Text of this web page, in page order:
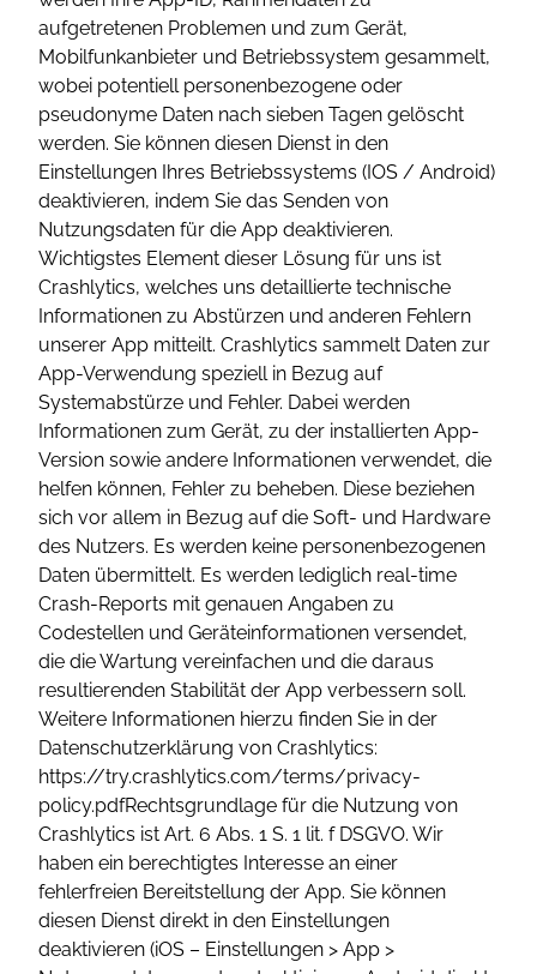
aufgetretenen Problemen und zum Gerät,
Mobilfunkanbieter und Betriebssystem gesammelt,
wobei potentiell personenbezogene oder
pseudonyme Daten nach sieben Tagen gelöscht
werden. Sie können diesen Dienst in den
Einstellungen Ihres Betriebssystems (IOS / Android)
deaktivieren, indem Sie das Senden von
Nutzungsdaten für die App deaktivieren.
Wichtigstes Element dieser Lösung für uns ist
Crashlytics, welches uns detaillierte technische
Informationen zu Abstürzen und anderen Fehlern
unserer App mitteilt. Crashlytics sammelt Daten zur
App-Verwendung speziell in Bezug auf
Systemabstürze und Fehler. Dabei werden
Informationen zum Gerät, zu der installierten App-
Version sowie andere Informationen verwendet, die
helfen können, Fehler zu beheben. Diese beziehen
sich vor allem in Bezug auf die Soft- und Hardware
des Nutzers. Es werden keine personenbezogenen
Daten übermittelt. Es werden lediglich real-time
Crash-Reports mit genauen Angaben zu
Codestellen und Geräteinformationen versendet,
die die Wartung vereinfachen und die daraus
resultierenden Stabilität der App verbessern soll.
Weitere Informationen hierzu finden Sie in der
Datenschutzerklärung von Crashlytics:
https://try.crashlytics.com/terms/privacy-
policy.pdfRechtsgrundlage für die Nutzung von
Crashlytics ist Art. 6 Abs. 1 S. 1 lit. f DSGVO. Wir
haben ein berechtigtes Interesse an einer
fehlerfreien Bereitstellung der App. Sie können
diesen Dienst direkt in den Einstellungen
deaktivieren (iOS – Einstellungen > App >